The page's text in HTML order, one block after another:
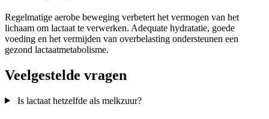
Regelmatige aerobe beweging verbetert het vermogen van het
lichaam om lactaat te verwerken. Adequate hydratatie, goede
voeding en het vermijden van overbelasting ondersteunen een
gezond lactaatmetabolisme.
Veelgestelde vragen
Is lactaat hetzelfde als melkzuur?